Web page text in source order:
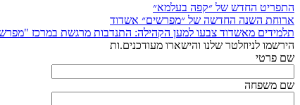
התפריט החדש של ״קפה בעלמא״
ארוחת השנה החדשה של ״מפרשים״ אשדוד
תלמידים מאשדוד צבעו למען הקהילה: התנדבות מרגשת במרכז
הירשמו לניוזלטר שלנו והישארו מעודכנים.ות
שם פרטי
שם משפחה